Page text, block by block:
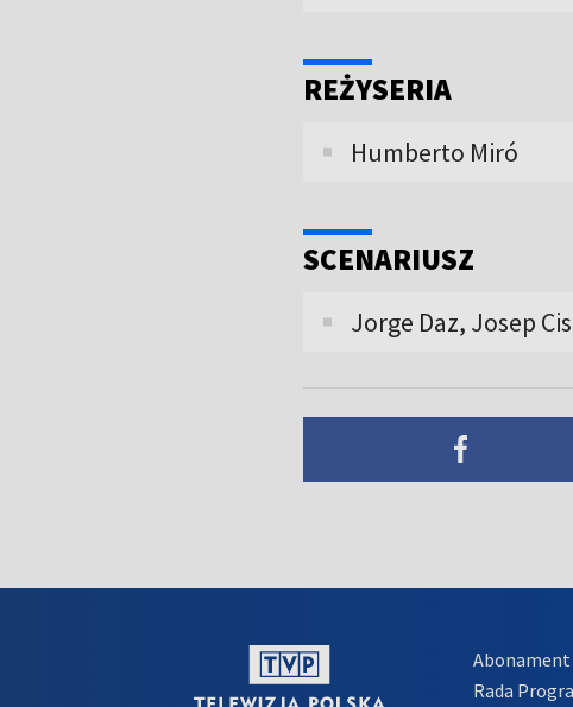
REŻYSERIA
Humberto Miró
SCENARIUSZ
Jorge Daz, Josep
Abonament
Rada